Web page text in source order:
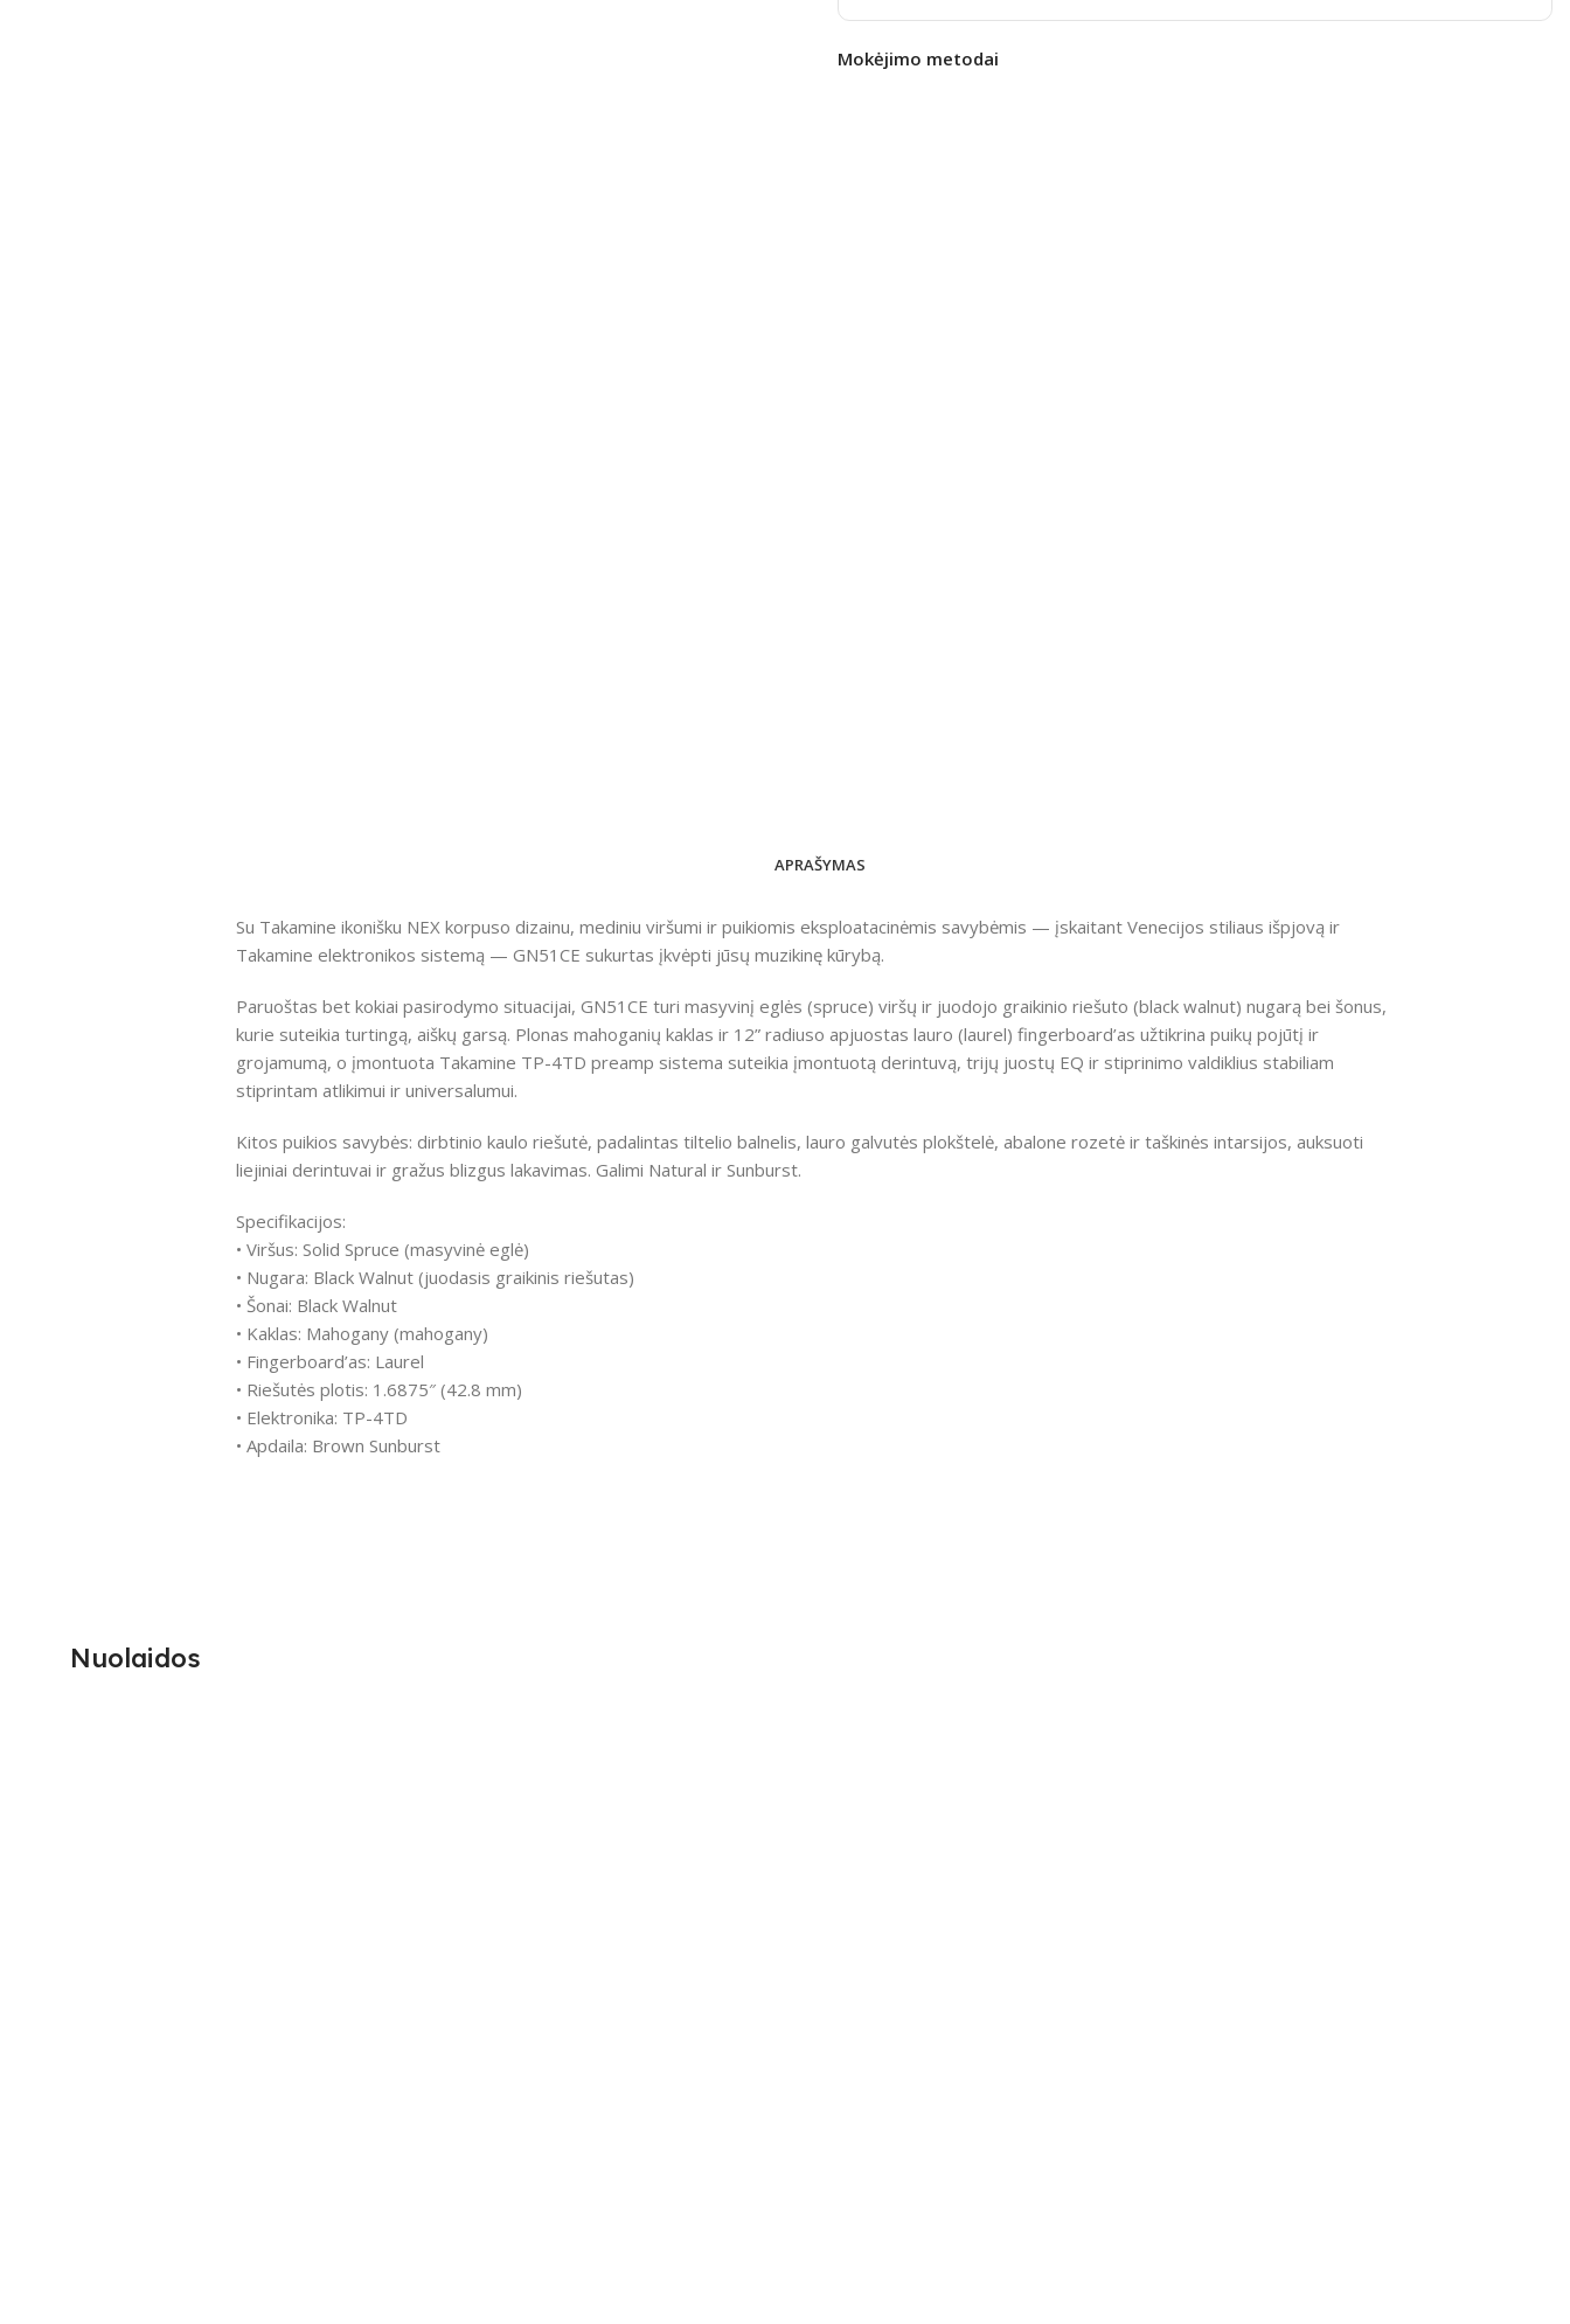
Mokėjimo metodai
APRAŠYMAS
Su Takamine ikonišku NEX korpuso dizainu, mediniu viršumi ir puikiomis eksploatacinėmis savybėmis — įskaitant Venecijos stiliaus išpjovą ir
Takamine elektronikos sistemą — GN51CE sukurtas įkvėpti jūsų muzikinę kūrybą.
Paruoštas bet kokiai pasirodymo situacijai, GN51CE turi masyvinį eglės (spruce) viršų ir juodojo graikinio riešuto (black walnut) nugarą bei šonus,
kurie suteikia turtingą, aiškų garsą. Plonas mahoganių kaklas ir 12” radiuso apjuostas lauro (laurel) fingerboard’as užtikrina puikų pojūtį ir
grojamumą, o įmontuota Takamine TP-4TD preamp sistema suteikia įmontuotą derintuvą, trijų juostų EQ ir stiprinimo valdiklius stabiliam
stiprintam atlikimui ir universalumui.
Kitos puikios savybės: dirbtinio kaulo riešutė, padalintas tiltelio balnelis, lauro galvutės plokštelė, abalone rozetė ir taškinės intarsijos, auksuoti
liejiniai derintuvai ir gražus blizgus lakavimas. Galimi Natural ir Sunburst.
Specifikacijos:
• Viršus: Solid Spruce (masyvinė eglė)
• Nugara: Black Walnut (juodasis graikinis riešutas)
• Šonai: Black Walnut
• Kaklas: Mahogany (mahogany)
• Fingerboard’as: Laurel
• Riešutės plotis: 1.6875″ (42.8 mm)
• Elektronika: TP-4TD
• Apdaila: Brown Sunburst
Nuolaidos